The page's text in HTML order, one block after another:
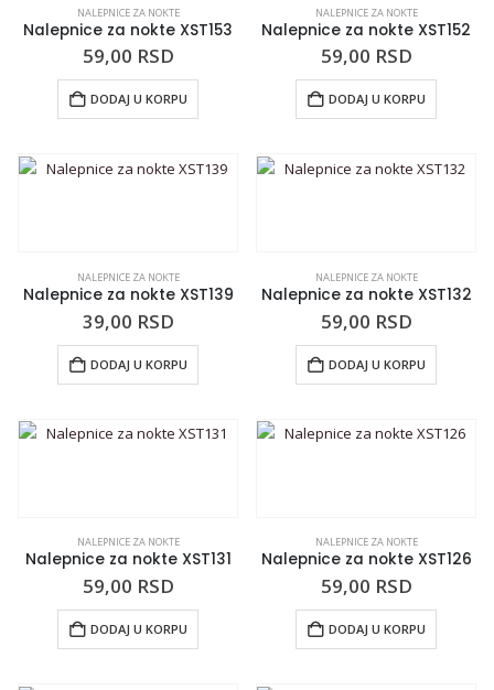
NALEPNICE ZA NOKTE
Nalepnice za nokte XST153
59,00 RSD
DODAJ U KORPU
NALEPNICE ZA NOKTE
Nalepnice za nokte XST152
59,00 RSD
DODAJ U KORPU
NALEPNICE ZA NOKTE
Nalepnice za nokte XST139
39,00 RSD
DODAJ U KORPU
NALEPNICE ZA NOKTE
Nalepnice za nokte XST132
59,00 RSD
DODAJ U KORPU
NALEPNICE ZA NOKTE
Nalepnice za nokte XST131
59,00 RSD
DODAJ U KORPU
NALEPNICE ZA NOKTE
Nalepnice za nokte XST126
59,00 RSD
DODAJ U KORPU